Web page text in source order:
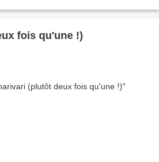
fois qu'une !)